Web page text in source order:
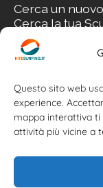
Questo sito web
experience.
mappa interattiva ti
attività più vicine a
Cerca un
Cerca la tua
Cerca il tuo
Cerca
Cerca il tuo